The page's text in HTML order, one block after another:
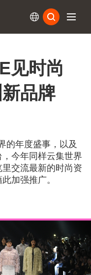
见时尚
品牌
的年度盛事，以及
今年同样云集世界
交流最新的时尚资
加强推广。